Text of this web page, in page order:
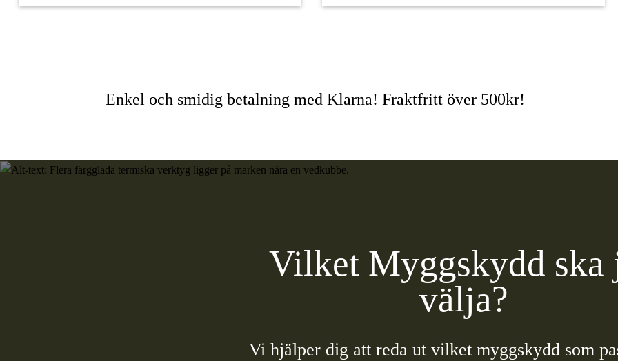
Enkel och smidig betalning med Klarna! Fraktfritt över 500kr!
Vilket Myggskydd ska
välja?
Vi hjälper dig att reda ut vilket myggskydd som